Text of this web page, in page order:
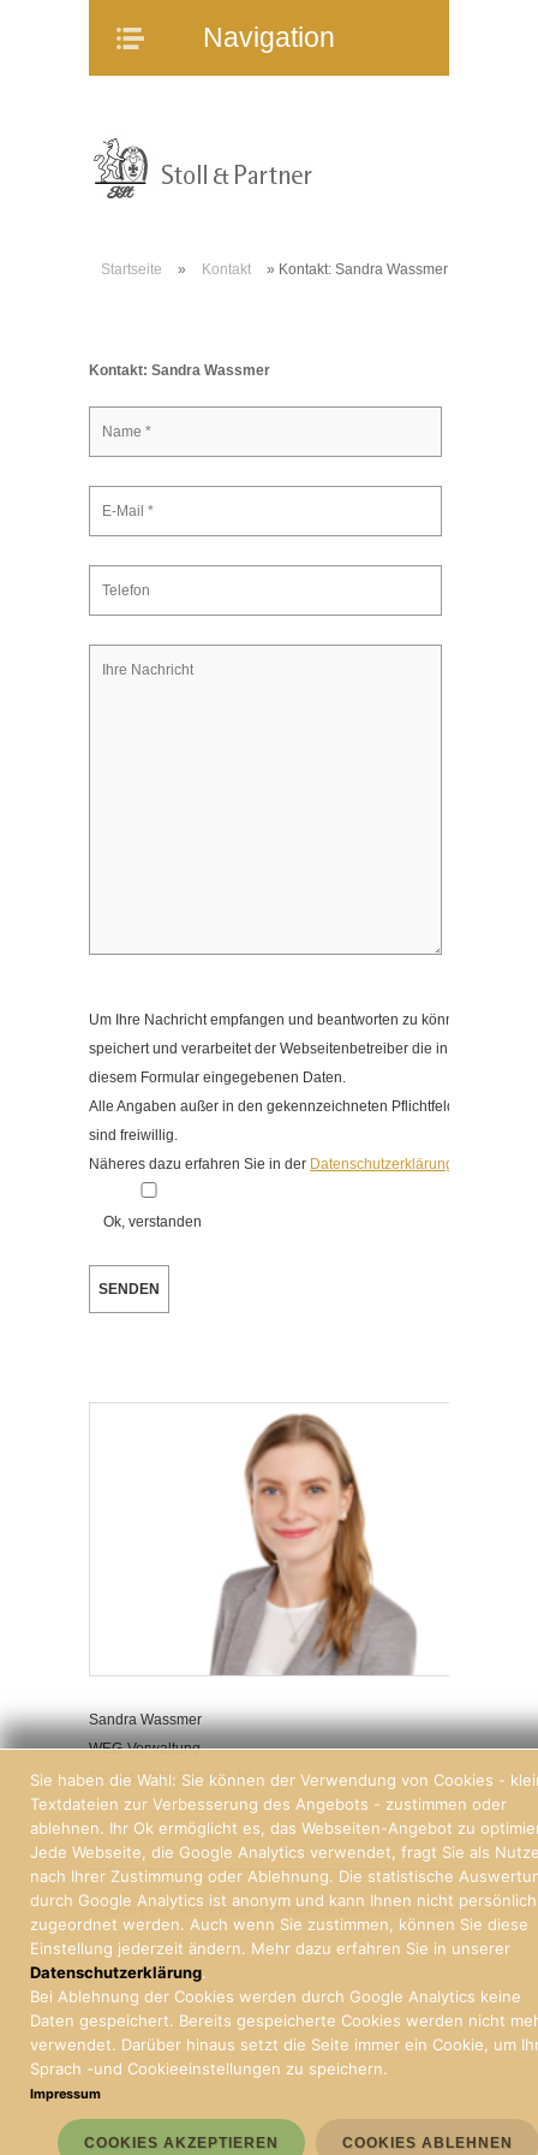
Navigation
Navigation
Mitarbeiter
Online-Service
Stellenangebote
Impressum
Cookieeinstellungen ändern
Startseite » Kontakt » Kontakt: Sandra Wassmer
Kontakt: Sandra Wassmer
Um Ihre Nachricht empfangen und beantworten zu können,
speichert und verarbeitet der Webseitenbetreiber die in
diesem Formular eingegebenen Daten.
Alle Angaben außer in den gekennzeichneten Pflichtfeldern
sind freiwillig.
Näheres dazu erfahren Sie in der Datenschutzerklärung
Ok, verstanden
Sandra Wassmer
WEG-Verwaltung
Tel.: +49 761 388 409-19
© 2026 | Stoll und Partner, Immobilien und Hausverwaltung Freiburg
Sie haben die Wahl: Sie können der Verwendung von Cookies -
Textdateien zur Verbesserung des Angebots - zustimmen oder
ablehnen. Ihr Ok ermöglicht es, das Webseiten-Angebot zu
Jede Webseite, die Google Analytics verwendet, fragt Sie als
nach Ihrer Zustimmung oder Ablehnung. Die statistische
durch Google Analytics ist anonym und kann Ihnen nicht persönlich
zugeordnet werden. Auch wenn Sie zustimmen, können Sie diese
Einstellung jederzeit ändern. Mehr dazu erfahren Sie in unserer
Datenschutzerklärung.
Bei Ablehnung der Cookies werden durch Google Analytics keine
Daten gespeichert. Bereits gespeicherte Cookies werden nicht
verwendet. Darüber hinaus setzt die Seite immer ein Cookie, um
Sprach -und Cookieeinstellungen zu speichern.
Impressum
COOKIES AKZEPTIEREN COOKIES ABLEHNEN